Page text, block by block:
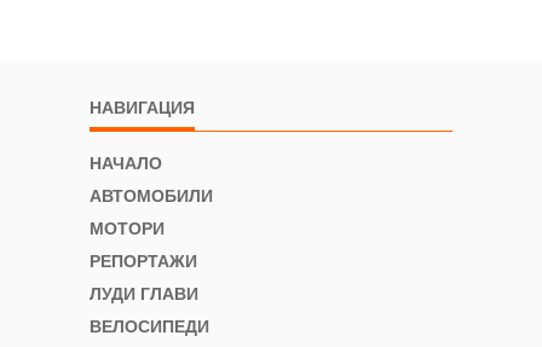
НАВИГАЦИЯ
НАЧАЛО
АВТОМОБИЛИ
МОТОРИ
РЕПОРТАЖИ
ЛУДИ ГЛАВИ
ВЕЛОСИПЕДИ